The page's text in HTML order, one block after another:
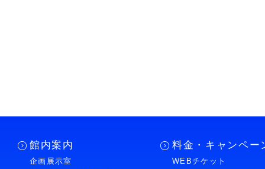
館内案内
企画展示室
料金・キャンペー
WEBチケット